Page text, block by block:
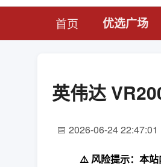
首页 优选广场
英伟达
📅 2026-06-24 22:47:01
⚠️ 风险提示：本站